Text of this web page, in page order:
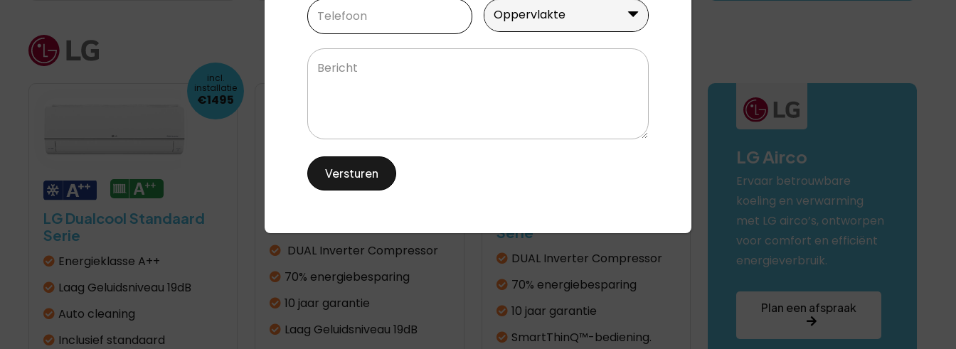
LG Dualcool Standaard
Serie
Energieklasse A++
Laag Geluidsniveau 19dB
Auto cleaning
Inclusief standaard
incl.
installatie
€1495
DUAL Inverter Compressor
70% energiebesparing
10 jaar garantie
Laag Geluidsniveau 19dB
Serie
DUAL Inverter Compressor
70% energiebesparing
10 jaar garantie
SmartThinQ™-bediening.
LG Airco
Ervaar betrouwbare
koeling en verwarming
met LG airco’s, ontworpen
voor comfort en efficiënt
energieverbruik.
Plan een afspraak
Telefoon Oppervlakte
Oppervlakte
Bericht